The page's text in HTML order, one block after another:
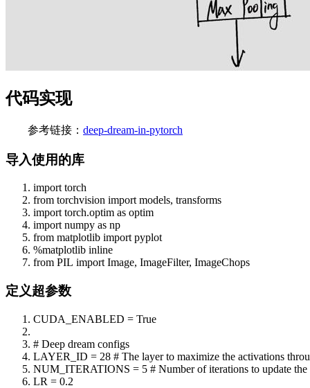
代码实现
参考链接： deep-dream-in-pytorch
导入使用的库
importtorch
from torchvision importmodels, transforms
importtorch.optim as optim
importnumpy as np
from matplotlib importpyplot
%matplotlib inline
from PIL importImage, ImageFilter, ImageChops
定义超参数
CUDA_ENABLED = True
# Deep dream configs
LAYER_ID = 28 # The layer to maximize the activations
NUM_ITERATIONS = 5 # Number of iterations to update
LR = 0.2